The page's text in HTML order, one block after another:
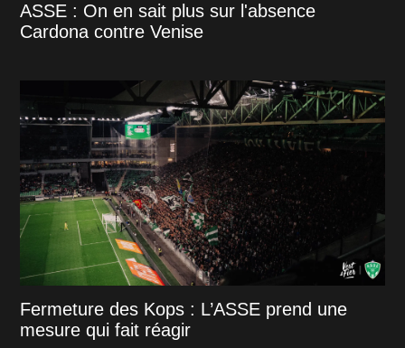
ASSE : On en sait plus sur l'absence
Cardona contre Venise
Fermeture des Kops : L’ASSE prend une
mesure qui fait réagir